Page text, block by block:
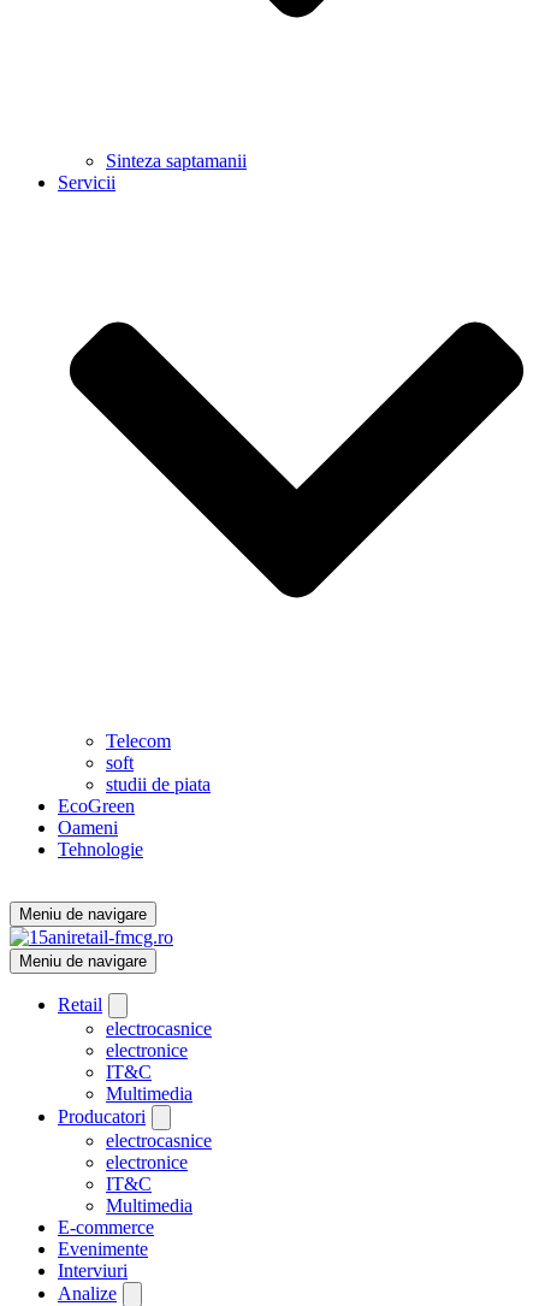
Sinteza saptamanii
Servicii
Telecom
soft
studii de piata
EcoGreen
Oameni
Tehnologie
Meniu de navigare
Meniu de navigare
Retail
electrocasnice
electronice
IT&C
Multimedia
Producatori
electrocasnice
electronice
IT&C
Multimedia
E-commerce
Evenimente
Interviuri
Analize